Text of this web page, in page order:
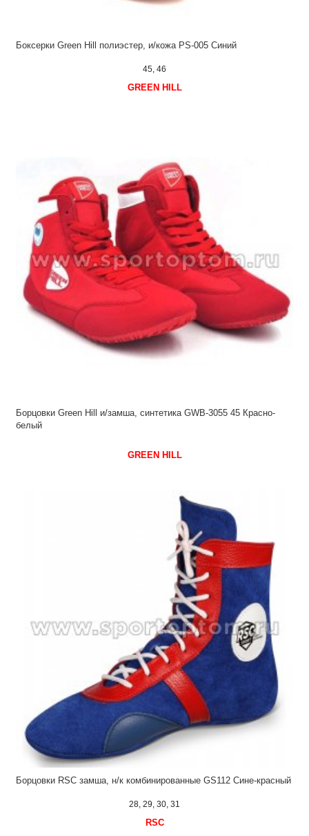
Боксерки Green Hill полиэстер, и/кожа PS-005 Синий
45, 46
GREEN HILL
Борцовки Green Hill и/замша, синтетика GWB-3055 45 Красно-
белый
GREEN HILL
Борцовки RSC замша, н/к комбинированные GS112 Сине-красный
28, 29, 30, 31
RSC